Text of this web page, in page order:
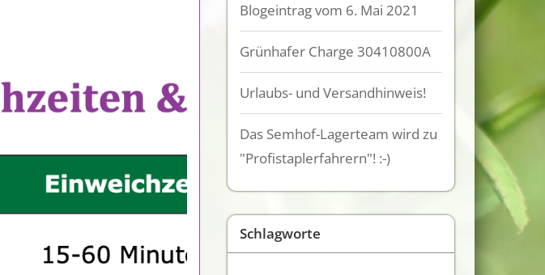
Blogeintrag vom 6. Mai 2021
Grünhafer Charge 30410800A
Urlaubs- und Versandhinweis!
Das Semhof-Lagerteam wird zu
"Profistaplerfahrern"! :-)
Schlagworte